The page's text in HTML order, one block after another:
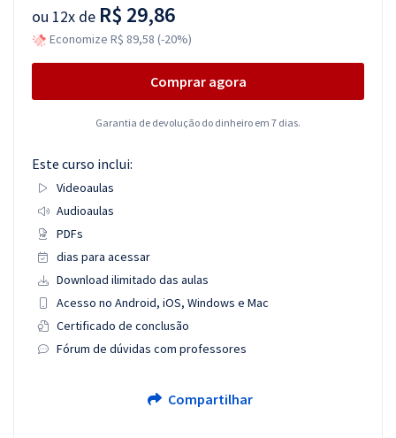
ou 12x de R$ 29,86
Economize R$ 89,58 (-20%)
Comprar agora
Garantia de devolução do dinheiro em 7 dias.
Este curso inclui:
Videoaulas
Audioaulas
PDFs
dias para acessar
Download ilimitado das aulas
Acesso no Android, iOS, Windows e Mac
Certificado de conclusão
Fórum de dúvidas com professores
Compartilhar